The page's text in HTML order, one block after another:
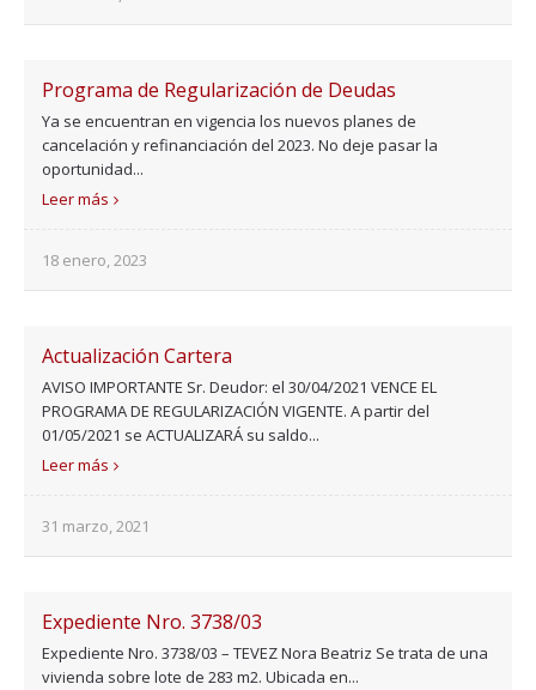
Programa de Regularización de Deudas
Ya se encuentran en vigencia los nuevos planes de
cancelación y refinanciación del 2023. No deje pasar la
oportunidad...
Leer más
18 enero, 2023
Actualización Cartera
AVISO IMPORTANTE Sr. Deudor: el 30/04/2021 VENCE EL
PROGRAMA DE REGULARIZACIÓN VIGENTE. A partir del
01/05/2021 se ACTUALIZARÁ su saldo...
Leer más
31 marzo, 2021
Expediente Nro. 3738/03
Expediente Nro. 3738/03 – TEVEZ Nora Beatriz Se trata de una
vivienda sobre lote de 283 m2. Ubicada en...